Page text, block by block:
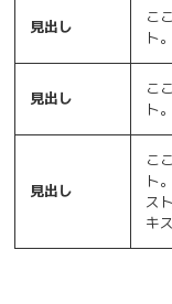
見出し
こ
ト。
見出し
こ
ト。
見出し
こ
ト
ス
キ